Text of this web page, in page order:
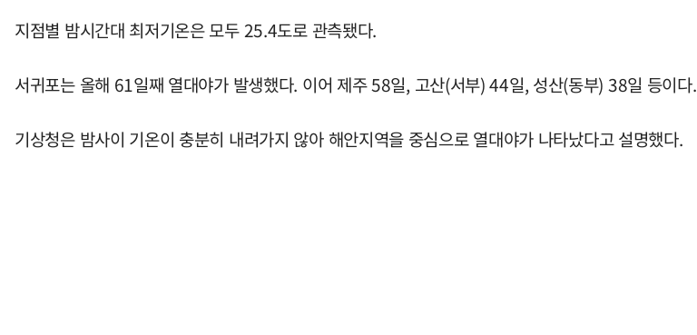
지점별 밤시간대 최저기온은 모두 25.4도로 관측됐다.
서귀포는 올해 61일째 열대야가 발생했다. 이어 제주 58일, 고산(서부) 44일, 성산(동부) 38일 등이다.
기상청은 밤사이 기온이 충분히 내려가지 않아 해안지역을 중심으로 열대야가 나타났다고 설명했다.